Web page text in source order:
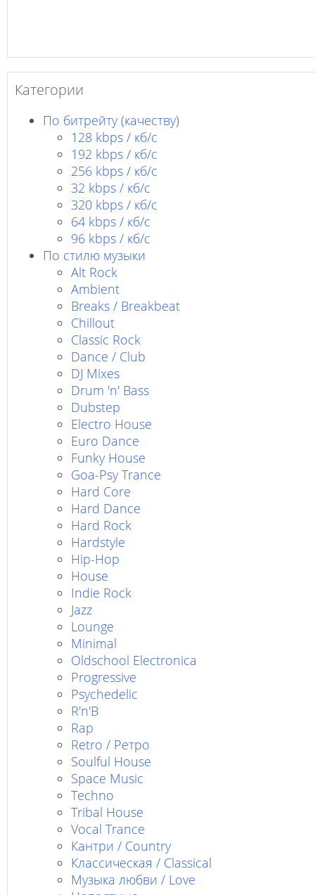
Категории
По битрейту (качеству)
128 kbps / кб/c
192 kbps / кб/c
256 kbps / кб/с
32 kbps / кб/c
320 kbps / кб/с
64 kbps / кб/c
96 kbps / кб/c
По стилю музыки
Alt Rock
Ambient
Breaks / Breakbeat
Chillout
Classic Rock
Dance / Club
DJ Mixes
Drum 'n' Bass
Dubstep
Electro House
Euro Dance
Funky House
Goa-Psy Trance
Hard Core
Hard Dance
Hard Rock
Hardstyle
Hip-Hop
House
Indie Rock
Jazz
Lounge
Minimal
Oldschool Electronica
Progressive
Psychedelic
R'n'B
Rap
Retro / Ретро
Soulful House
Space Music
Techno
Tribal House
Vocal Trance
Кантри / Country
Классическая / Classical
Музыка любви / Love